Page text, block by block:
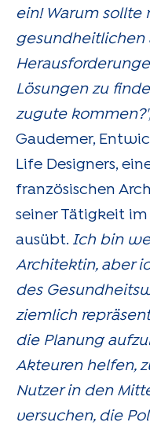
ein! Warum sollte
gesundheitlichen
Lösungen zu
zugute
Gaudemer,
Life Designers,
französischen
seiner Tätigkeit
ausübt. Ich bin
Architektin, aber
des
ziemlich
die Planung
Akteuren helfen,
Nutzer in den
versuchen, die